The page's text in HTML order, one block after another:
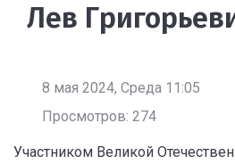
Лев
8 мая 2024, Среда 11:05
Просмотров: 274
Участником Великой